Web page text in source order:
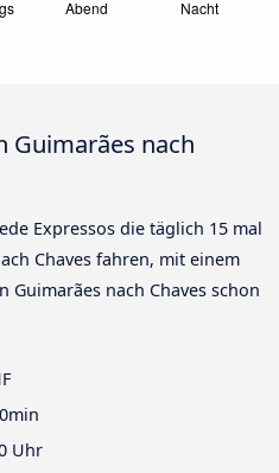
Guimarães nach
Expressos die täglich 15 mal
Chaves fahren, mit einem
Guimarães nach Chaves schon
Uhr